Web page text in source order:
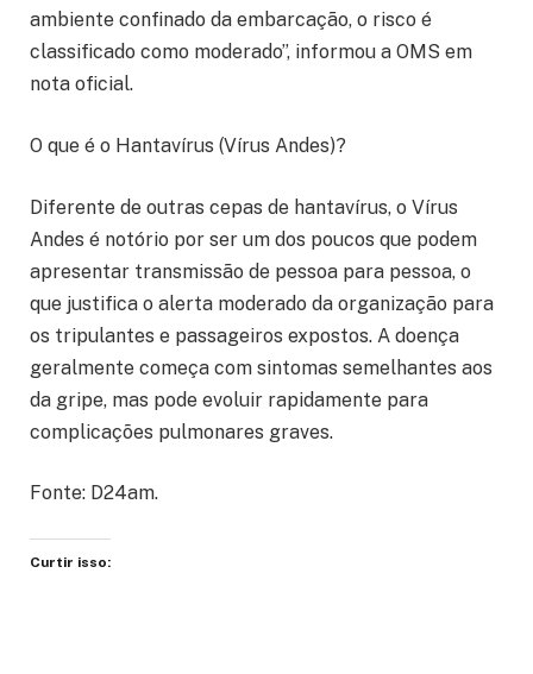
ambiente confinado da embarcação, o risco é
classificado como moderado”, informou a OMS em
nota oficial.
O que é o Hantavírus (Vírus Andes)?
Diferente de outras cepas de hantavírus, o Vírus
Andes é notório por ser um dos poucos que podem
apresentar transmissão de pessoa para pessoa, o
que justifica o alerta moderado da organização para
os tripulantes e passageiros expostos. A doença
geralmente começa com sintomas semelhantes aos
da gripe, mas pode evoluir rapidamente para
complicações pulmonares graves.
Fonte: D24am.
Curtir isso: